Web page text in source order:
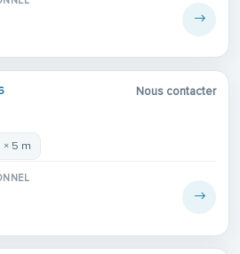
Nous contacter
× 5 m